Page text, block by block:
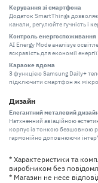
Керування зі смартфона
Додаток SmartThings
канали, регулюйте гучність і
Контроль енергоспоживання
AI Energy Mode аналізує
яскравість для економії енергії.
Караоке вдома
З функцією Samsung Daily+
підключити смартфон як
Дизайн
Елегантний металевий
Натхненний авіаційною
корпус із тонкою безшовною
гармонійно доповнюючи
* Характеристики та
виробником без
* Магазин не несе